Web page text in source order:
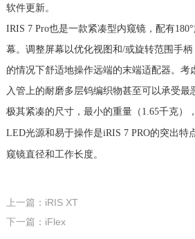
软件更新。
IRIS 7 Pro也是一款紧凑型内窥镜，配有
幕。调整屏幕以优化视图和/或旋转范围手
的情况下舒适地操作远端的末端适配器。考
入管上的耐磨多层钨编织物甚至可以承受最
极其紧凑的尺寸，最小的重量（1.65千克）
LED光源和易于操作是iRIS 7 PRO的突出特
窥镜直径和工作长度。
上一篇：iRIS XT
下一篇：iFlex